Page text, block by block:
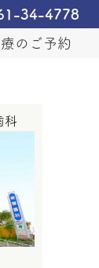
34-4778
のご予約
科